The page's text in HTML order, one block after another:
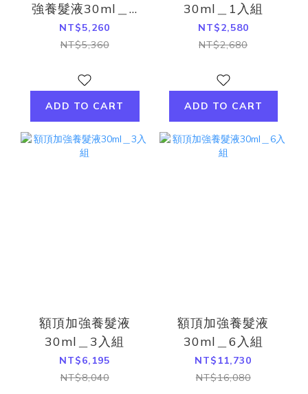
強養髮液30ml＿2
入組
NT$5,260
NT$5,360
ADD TO CART
30ml＿1入組
NT$2,580
NT$2,680
ADD TO CART
額頂加強養髮液
30ml＿3入組
NT$6,195
NT$8,040
額頂加強養髮液
30ml＿6入組
NT$11,730
NT$16,080